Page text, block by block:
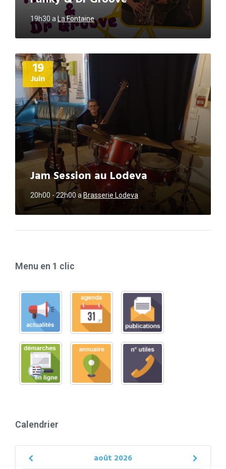
19h30 a La Fontaine
19
Juin
Jam Session au Lodeva
20h00 - 22h00 a Brasserie Lodeva
Plus
d'informations
Menu en 1 clic
Calendrier
août 2026
Previous